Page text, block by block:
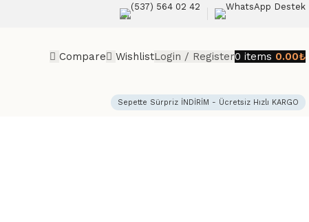
(537) 564 02 42 WhatsApp Destek
Compare WishlistLogin / Register0 items 0.00₺
Sepette Sürpriz İNDİRİM - Ücretsiz Hızlı KARGO